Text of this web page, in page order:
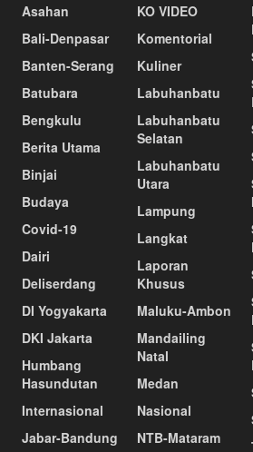
Asahan
Bali-Denpasar
Banten-Serang
Batubara
Bengkulu
Berita Utama
Binjai
Budaya
Covid-19
Dairi
Deliserdang
DI Yogyakarta
DKI Jakarta
Humbang
Hasundutan
Internasional
Jabar-Bandung
KO VIDEO
Komentorial
Kuliner
Labuhanbatu
Labuhanbatu
Selatan
Labuhanbatu
Utara
Lampung
Langkat
Laporan
Khusus
Maluku-Ambon
Mandailing
Natal
Medan
Nasional
NTB-Mataram